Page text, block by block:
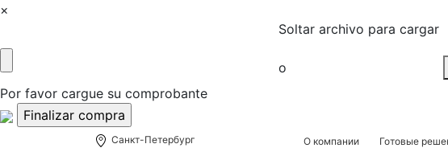
×
Soltar archivo para cargar
o
Por favor cargue su comprobante
Санкт-Петербург О компании Готовые